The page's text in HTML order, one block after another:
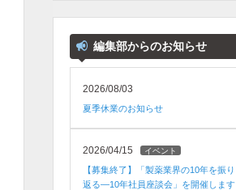
編集部からのお知らせ
2026/08/03
夏季休業のお知らせ
2026/04/15 イベント
【募集終了】「製薬業界の10年を振り
返る―10年社員座談会」を開催します